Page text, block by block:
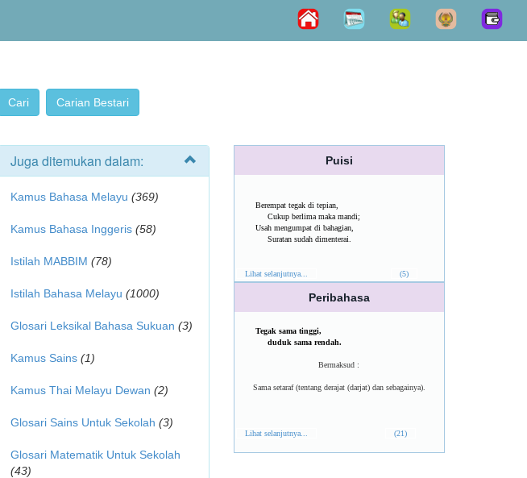
Juga ditemukan dalam:
Kamus Bahasa Melayu (369)
Kamus Bahasa Inggeris (58)
Istilah MABBIM (78)
Istilah Bahasa Melayu (1000)
Glosari Leksikal Bahasa Sukuan (3)
Kamus Sains (1)
Kamus Thai Melayu Dewan (2)
Glosari Sains Untuk Sekolah (3)
Glosari Matematik Untuk Sekolah
(43)
Puisi
Berempat tegak di tepian,
Cukup berlima maka mandi;
Usah mengumpat di bahagian,
Suratan sudah dimenterai.
Lihat selanjutnya... (5)
Peribahasa
Tegak sama tinggi,
duduk sama rendah.
Bermaksud :
Sama setaraf (tentang derajat (darjat) dan sebagainya).
Lihat selanjutnya... (21)